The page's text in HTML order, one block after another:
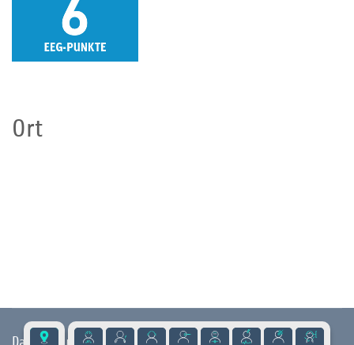
Ort
Datenschutz |Impressum| Kontakt | Presse